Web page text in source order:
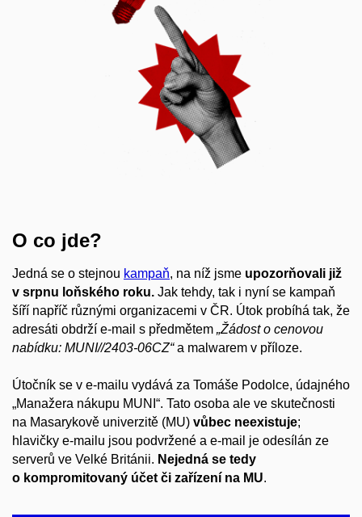
O co jde?
Jedná se o stejnou kampaň, na níž jsme upozorňovali již
v srpnu loňského roku. Jak tehdy, tak i nyní se kampaň
šíří napříč různými organizacemi v ČR. Útok probíhá tak, že
adresáti obdrží e-mail s předmětem „Žádost o cenovou
nabídku: MUNI//2403-06CZ“a malwarem v příloze.
Útočník se v e-mail u vydává za Tomáše Podolce, údajného
„Manažera nákupu MUNI“. Tato osoba ale ve skutečnosti
na Masarykově univerzitě (MU) vůbec neexistuje;
hlavičky e-mailu jsou podvržené a e-mail je odesílán ze
serverů ve Velké Británii. Nejedná se tedy
o kompromitovaný účet či zařízení na MU.